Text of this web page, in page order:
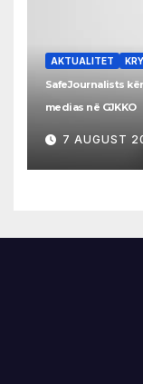
AKTUALITET
SafeJournalists
medias në GJKKO
7 AUGUST